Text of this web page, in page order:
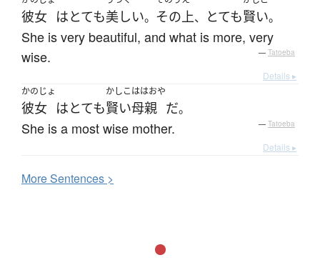
彼女 はとても美しい。 その上、 とても賢い。
She is very beautiful, and what is more, very
wise.
— Tatoeba
Details ▸
かのじょ
彼女 はとても
かしこ
賢い
ははおや
母親 だ。
She is a most wise mother. — Tatoeba
Details ▸
MoreSentences >